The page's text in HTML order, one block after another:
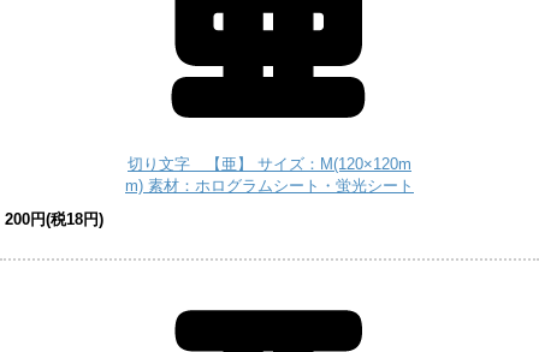
切り文字 【亜】 サイズ：M(120×120m
m) 素材：ホログラムシート・蛍光シート
200円(税18円)